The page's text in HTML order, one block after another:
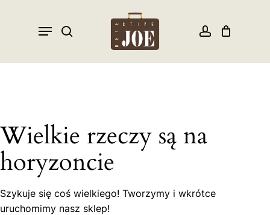
account
Menu
Cart Close
Cart
Wielkie rzeczy są na
horyzoncie
Szykuje się coś wielkiego! Tworzymy i wkrótce
uruchomimy nasz sklep!